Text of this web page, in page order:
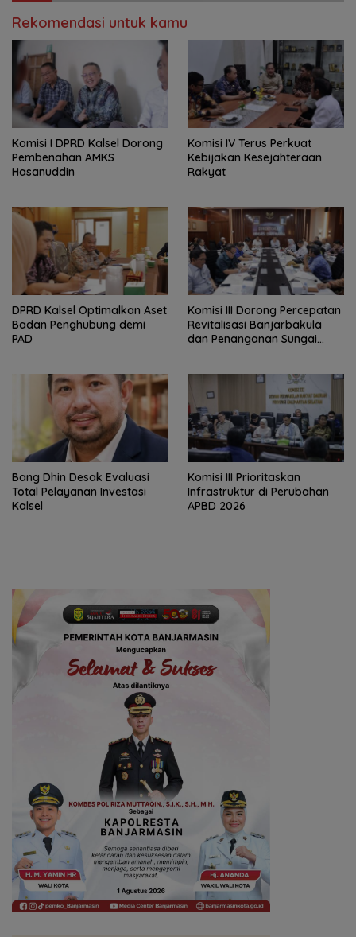
Rekomendasi untuk kamu
Komisi I DPRD Kalsel Dorong
Pembenahan AMKS
Hasanuddin
Komisi IV Terus Perkuat
Kebijakan Kesejahteraan
Rakyat
‎DPRD Kalsel Optimalkan Aset
Badan Penghubung demi
PAD
‎Komisi III Dorong Percepatan
Revitalisasi Banjarbakula
dan Penanganan Sungai
‎Bang Dhin Desak Evaluasi
Total Pelayanan Investasi
Kalsel
‎Komisi III Prioritaskan
Infrastruktur di Perubahan
APBD 2026